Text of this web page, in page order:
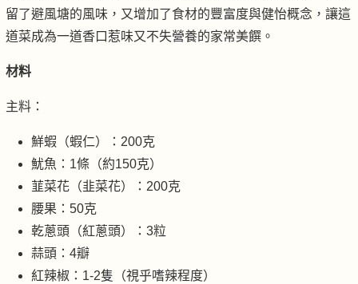
留了避風塘的風味，又增加了食材的豐富度與健怡概念，讓這
道菜成為一道香口惹味又不失營養的家常美饌。
材料
主料：
鮮蝦（蝦仁）：200克
魷魚：1條（約150克）
韮菜花（韭菜花）：200克
腰果：50克
乾蔥頭（紅蔥頭）：3粒
蒜頭：4瓣
紅辣椒：1-2隻（視乎嗜辣程度）